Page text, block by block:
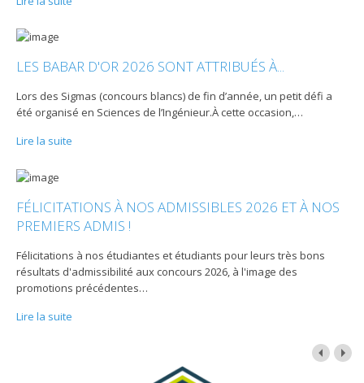
LES BABAR D'OR 2026 SONT ATTRIBUÉS À...
Lors des Sigmas (concours blancs) de fin d’année, un petit défi a
été organisé en Sciences de l’Ingénieur.À cette occasion,…
Lire la suite
FÉLICITATIONS À NOS ADMISSIBLES 2026 ET À NOS
PREMIERS ADMIS !
Félicitations à nos étudiantes et étudiants pour leurs très bons
résultats d'admissibilité aux concours 2026, à l'image des
promotions précédentes…
Lire la suite